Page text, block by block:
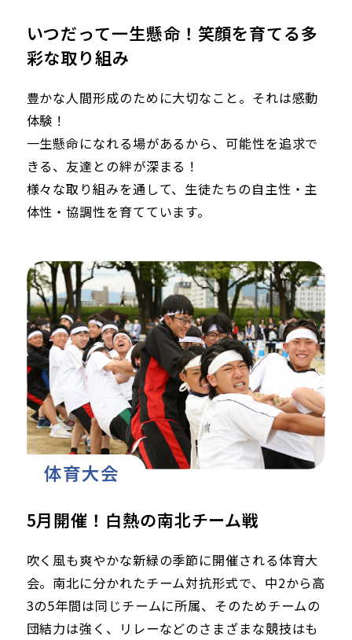
いつだって一生懸命！笑顔を育てる多
彩な取り組み
豊かな人間形成のために大切なこと。それは感動
体験！
一生懸命になれる場があるから、可能性を追求で
きる、友達との絆が深まる！
様々な取り組みを通して、生徒たちの自主性・主
体性・協調性を育てています。
体育大会
5月開催！白熱の南北チーム戦
吹く風も爽やかな新緑の季節に開催される体育大
会。南北に分かれたチーム対抗形式で、中2から高
3の5年間は同じチームに所属、そのためチームの
団結力は強く、リレーなどのさまざまな競技はも